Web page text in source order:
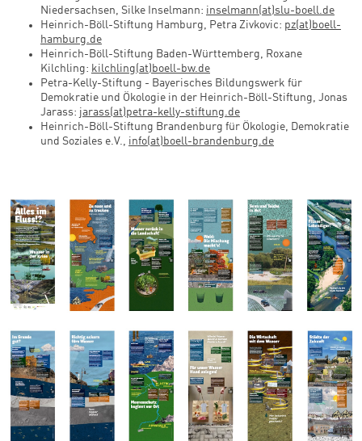
Niedersachsen, Silke Inselmann: inselmann(at)slu-boell.de
Heinrich-Böll-Stiftung Hamburg, Petra Zivkovic: pz(at)boell-
hamburg.de
Heinrich-Böll-Stiftung Baden-Württemberg, Roxane
Kilchling: kilchling(at)boell-bw.de
Petra-Kelly-Stiftung - Bayerisches Bildungswerk für
Demokratie und Ökologie in der Heinrich-Böll-Stiftung, Jonas
Jarass: jarass(at)petra-kelly-stiftung.de
Heinrich-Böll-Stiftung Brandenburg für Ökologie, Demokratie
und Soziales e.V., info(at)boell-brandenburg.de